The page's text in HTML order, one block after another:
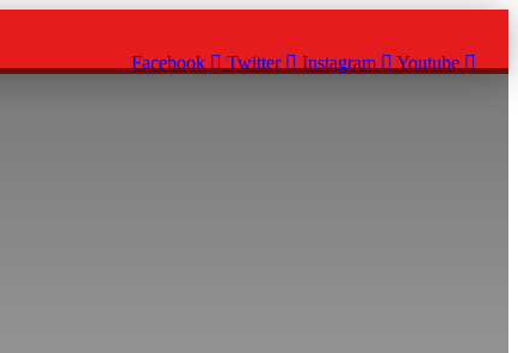
Facebook Twitter Instagram Youtube